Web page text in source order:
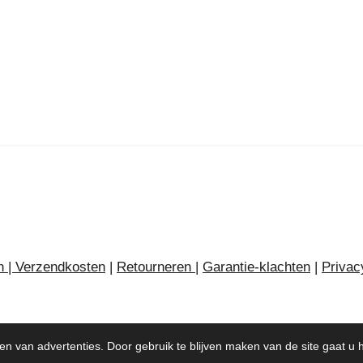
van advertenties. Door gebruik te blijven maken van de site gaat u
| Verzendkosten | Retourneren | Garantie-klachten |